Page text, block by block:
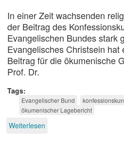
In einer Zeit wachsenden
der Beitrag des
Evangelischen Bundes stark
Evangelisches Christsein hat
Beitrag für die ökumenische
Prof. Dr.
Tags
Evangelischer Bund
ökumenischer Lagebericht
Weiterlesen